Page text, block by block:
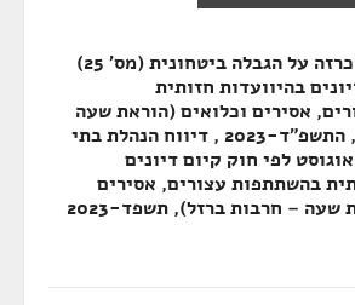
הצעת הארכת הכרזה על הגבלה ביטחונית (מס' 25)
בהיוועדות חזותית
אסירים וכלואים (הוראת שעה
– חרבות ברזל), התשפ"ד-2023 , דיווח הנהלת בתי
לפי חוק קיום דיונים
בהשתתפות עצורים, אסירים
שעה – חרבות ברזל), תשפד-2023